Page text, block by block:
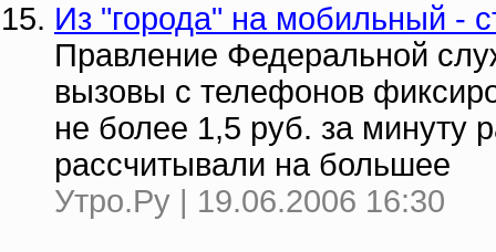
Из "города" на мобильный -
Правление Федеральной
вызовы с телефонов
не более 1,5 руб. за минуту
рассчитывали на большее
Утро.Ру | 19.06.2006 16:30